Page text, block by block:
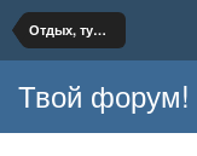
Отдых, туризм, путешествия
Твой форум!